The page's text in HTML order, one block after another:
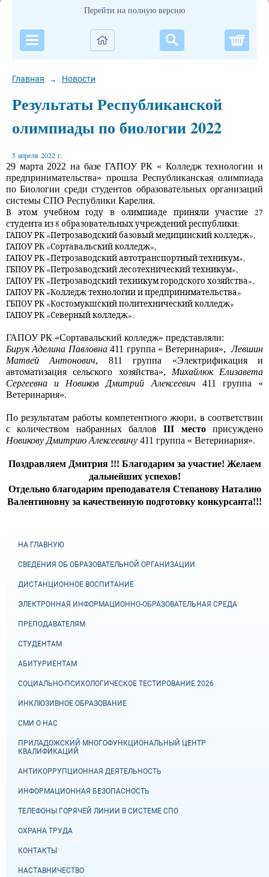
Перейти на полную версию
Главная → Новости
Результаты Республиканской
олимпиады по биологии 2022
5 апреля 2022 г.
29 марта 2022 на базе ГАПОУ РК « Колледж технологии и
предпринимательства» прошла Республиканская олимпиада
по Биологии среди студентов образовательных организаций
системы СПО Республики Карелия.
В этом учебном году в олимпиаде приняли участие 27
студента из 8 образовательных учреждений республики:
ГАПОУ РК «Петрозаводский базовый медицинский колледж»,
ГАПОУ РК «Сортавальский колледж»,
ГАПОУ РК «Петрозаводский автотранспортный техникум»,
ГБПОУ РК «Петрозаводский лесотехнический техникум»,
ГАПОУ РК «Петрозаводский техникум городского хозяйства»,
ГАПОУ РК «Колледж технологии и предпринимательства»
ГБПОУ РК «Костомукшский политехнический колледж»
ГАПОУ РК «Северный колледж».
ГАПОУ РК «Сортавальский колледж» представляли:
Бирук Аделина Павловна411 группа « Ветеринария», Левшин
Матвей Антонович, 811 группа «Электрификация и
автоматизация сельского хозяйства», Михайлюк Елизавета
Сергеевна и Новиков Дмитрий Алексеевич 411 группа «
Ветеринария».
По результатам работы компетентного жюри, в соответствии
с количеством набранных балловIII местоприсуждено
Новикову Дмитрию Алексеевичу 411 группа « Ветеринария».
Поздравляем Дмитрия !!! Благодарим за участие! Желаем
дальнейших успехов!
Отдельно благодарим преподавателя Степанову Наталию
Валентиновну за качественную подготовку конкурсанта!!!
НА ГЛАВНУЮ
СВЕДЕНИЯ ОБ ОБРАЗОВАТЕЛЬНОЙ ОРГАНИЗАЦИИ
ДИСТАНЦИОННОЕ ВОСПИТАНИЕ
ЭЛЕКТРОННАЯ ИНФОРМАЦИОННО-ОБРАЗОВАТЕЛЬНАЯ СРЕДА
ПРЕПОДАВАТЕЛЯМ
СТУДЕНТАМ
АБИТУРИЕНТАМ
СОЦИАЛЬНО-ПСИХОЛОГИЧЕСКОЕ ТЕСТИРОВАНИЕ 2026
ИНКЛЮЗИВНОЕ ОБРАЗОВАНИЕ
СМИ О НАС
ПРИЛАДОЖСКИЙ МНОГОФУНКЦИОНАЛЬНЫЙ ЦЕНТР
КВАЛИФИКАЦИЙ
АНТИКОРРУПЦИОННАЯ ДЕЯТЕЛЬНОСТЬ
ИНФОРМАЦИОННАЯ БЕЗОПАСНОСТЬ
ТЕЛЕФОНЫ ГОРЯЧЕЙ ЛИНИИ В СИСТЕМЕ СПО
ОХРАНА ТРУДА
КОНТАКТЫ
НАСТАВНИЧЕСТВО